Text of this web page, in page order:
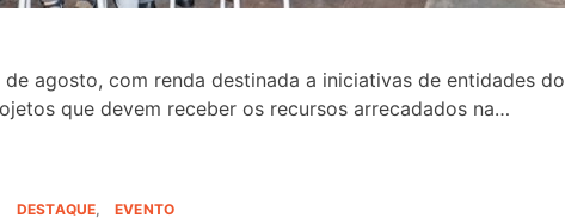
agosto, com renda destinada a iniciativas de entidades do
que devem receber os recursos arrecadados na…
DESTAQUE EVENTO